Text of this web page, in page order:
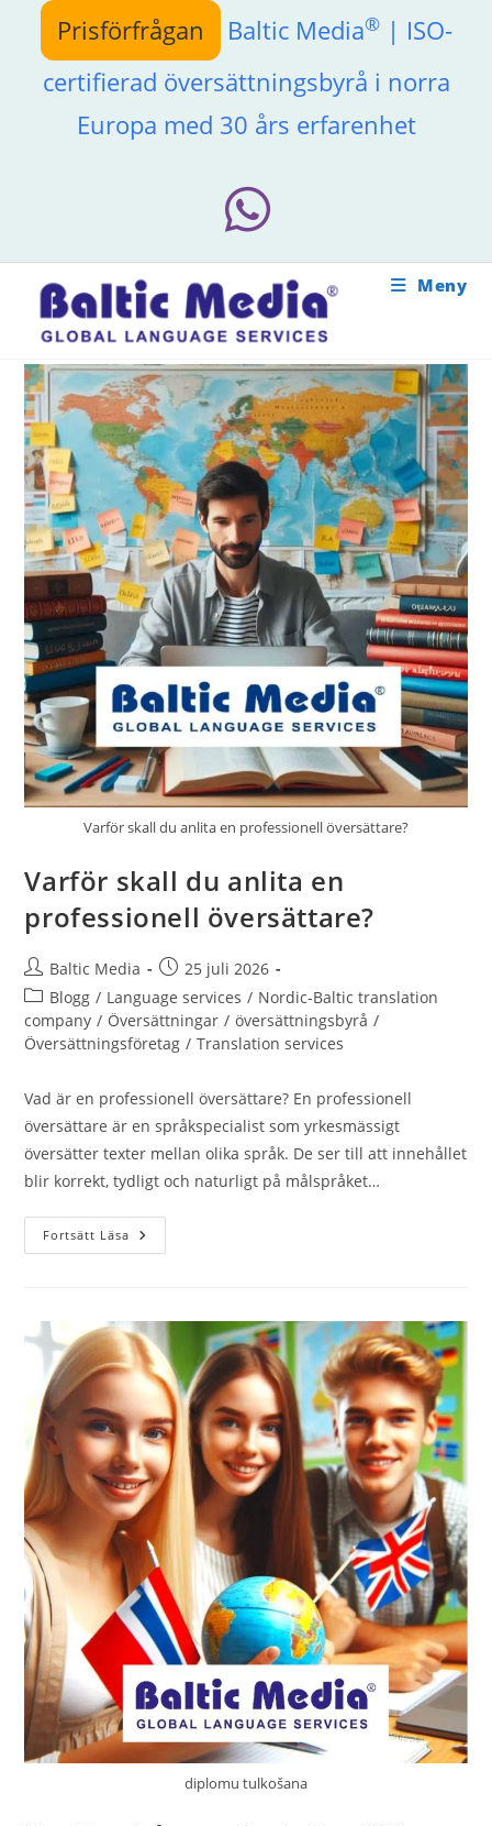
Hoppa
innehållet
Prisförfrågan Baltic Media®| ISO-
certifierad översättningsbyrå i norra
Europa med 30 års erfarenhet
Meny
Varför skall du anlita en professionell översättare?
Varför skall du anlita en
professionell översättare?
Inläggsförfattare:
Baltic Media
Inlägget
publicerat:
25 juli 2026
Inläggskategori:
Blogg / Language services / Nordic-Baltic translation
company / Översättningar / översättningsbyrå /
Översättningsföretag / Translation services
Vad är en professionell översättare? En professionell
översättare är en språkspecialist som yrkesmässigt
översätter texter mellan olika språk. De ser till att innehållet
blir korrekt, tydligt och naturligt på målspråket…
Fortsätt Läsa Varför
Skall
Översättare?
diplomu tulkošana